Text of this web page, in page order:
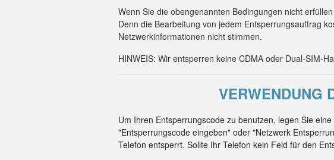
Wenn Sie die obengenannten Bedingungen nicht
Denn die Bearbeitung von jedem Entsperrungsauftrag
Netzwerkinformationen nicht stimmen.
HINWEIS: Wir entsperren keine CDMA oder Dual-SIM-
VERWENDUNG
Um Ihren Entsperrungscode zu benutzen, legen Sie
"Entsperrungscode eingeben" oder "Netzwerk
Telefon entsperrt. Sollte Ihr Telefon kein Feld für den